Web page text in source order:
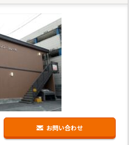
お問い合わせ